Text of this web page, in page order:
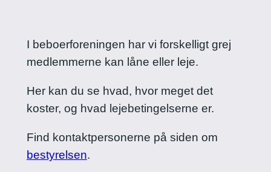
I beboerforeningen har vi forskelligt grej
medlemmerne kan låne eller leje.
Her kan du se hvad, hvor meget det
koster, og hvad lejebetingelserne er.
Find kontaktpersonerne på siden om
bestyrelsen.